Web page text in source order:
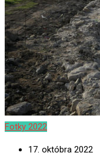
Fotky 2022
17. októbra 2022